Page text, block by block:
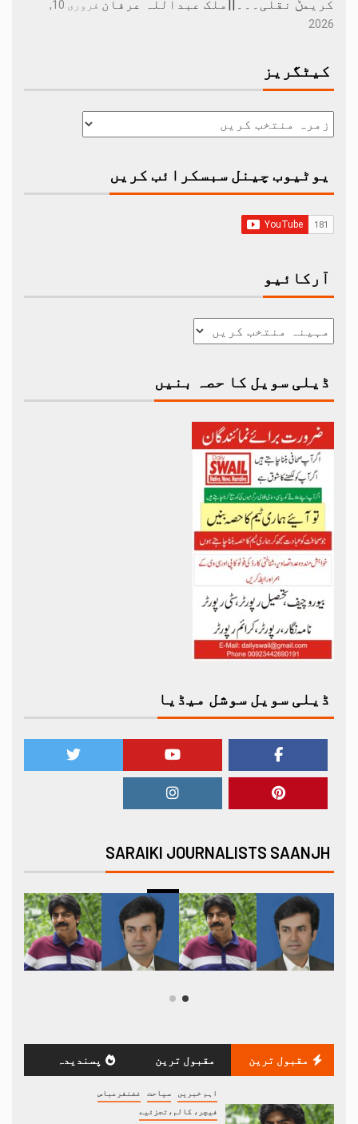
کریمݨ نقلی۔۔۔||ملک عبداللہ عرفان
فروری 10,
2026
کیٹگریز
یوٹیوب چینل سبسکرائب کریں
آرکائیو
ڈیلی سویل کا حصہ بنیں
ڈیلی سویل سوشل میڈیا
SARAIKI JOURNALISTS SAANJH
مقبول ترین مقبول ترین پسندیدہ
اہم خبریں سیاحت غضنفرعباس
فیچر، کالم،تجزئیے